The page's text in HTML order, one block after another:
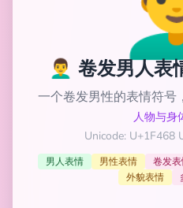
👨‍🦱 卷发男人
一个卷发男性的表情符号
人物与身
Unicode: U+1F468
男人表情 男性表情 卷发
外貌表情